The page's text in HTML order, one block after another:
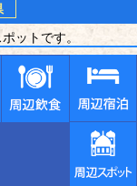
ットです。